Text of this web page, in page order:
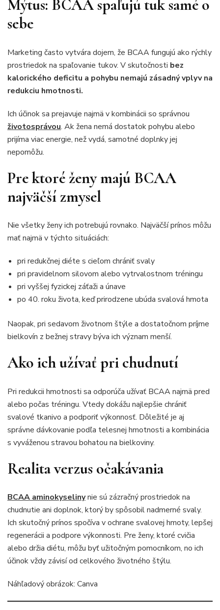
Mýtus: BCAA spaľujú tuk samé o
sebe
Marketing často vytvára dojem, že BCAA fungujú ako rýchly
prostriedok na spaľovanie tukov. V skutočnosti bez
kalorického deficitu a pohybu nemajú zásadný vplyv na
redukciu hmotnosti.
Ich účinok sa prejavuje najmä v kombinácii so správnou
životosprávou. Ak žena nemá dostatok pohybu alebo
prijíma viac energie, než vydá, samotné doplnky jej
nepomôžu.
Pre ktoré ženy majú BCAA
najväčší zmysel
Nie všetky ženy ich potrebujú rovnako. Najväčší prínos môžu
mať najmä v týchto situáciách:
pri redukčnej diéte s cieľom chrániť svaly
pri pravidelnom silovom alebo vytrvalostnom tréningu
pri vyššej fyzickej záťaži a únave
po 40. roku života, keď prirodzene ubúda svalová hmota
Naopak, pri sedavom životnom štýle a dostatočnom príjme
bielkovín z bežnej stravy býva ich význam menší.
Ako ich užívať pri chudnutí
Pri redukcii hmotnosti sa odporúča užívať BCAA najmä pred
alebo počas tréningu. Vtedy dokážu najlepšie chrániť
svalové tkanivo a podporiť výkonnosť. Dôležité je aj
správne dávkovanie podľa telesnej hmotnosti a kombinácia
s vyváženou stravou bohatou na bielkoviny.
Realita verzus očakávania
BCAA aminokyselinynie sú zázračný prostriedok na
chudnutie ani doplnok, ktorý by spôsobil nadmerné svaly.
Ich skutočný prínos spočíva v ochrane svalovej hmoty, lepšej
regenerácii a podpore výkonnosti. Pre ženy, ktoré cvičia
alebo držia diétu, môžu byť užitočným pomocníkom, no ich
účinok vždy závisí od celkového životného štýlu.
Náhľadový obrázok: Canva